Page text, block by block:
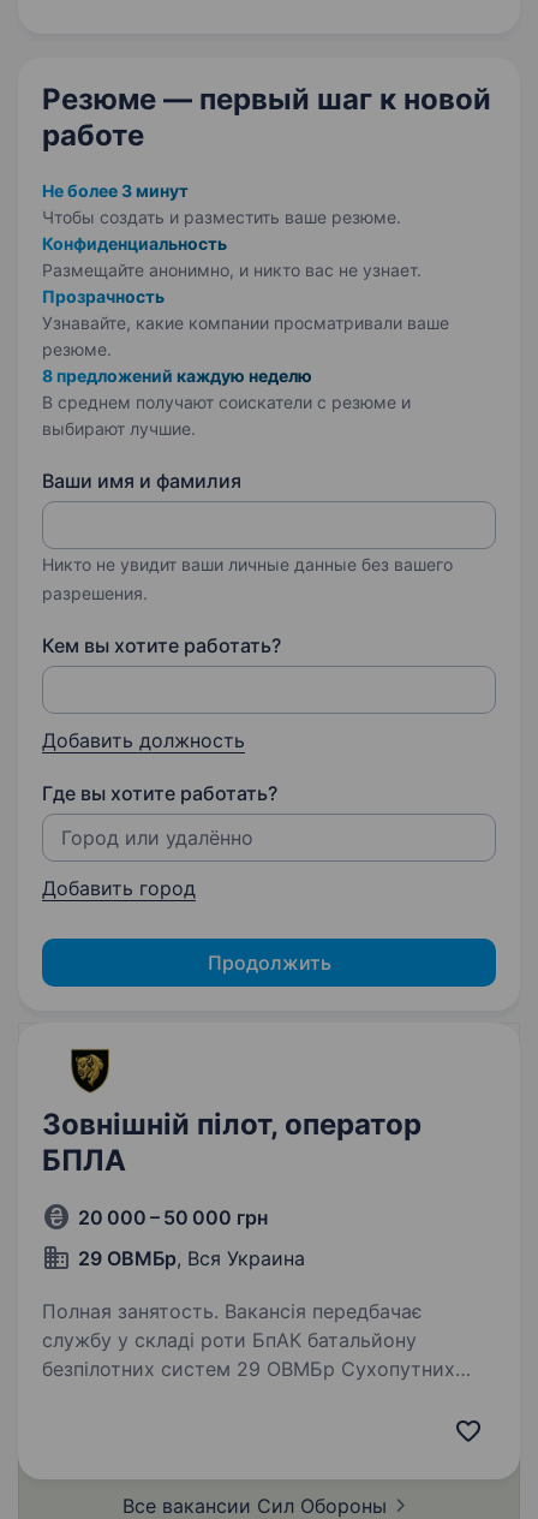
Резюме — первый шаг к новой
работе
Не более 3 минут
Чтобы создать и разместить ваше резюме.
Конфиденциальность
Размещайте анонимно, и никто вас не узнает.
Прозрачность
Узнавайте, какие компании просматривали ваше
резюме.
8 предложений каждую неделю
В среднем получают соискатели с резюме и
выбирают лучшие.
Ваши имя и фамилия
Никто не увидит ваши личные данные без вашего
разрешения.
Кем вы хотите работать?
Добавить должность
Где вы хотите работать?
Добавить город
Продолжить
Зовнішній пілот, оператор
БПЛА
20 000 – 50 000 грн
29 ОВМБр, Вся Украина
Полная занятость. Вакансія передбачає
службу у складі роти БпАК батальйону
безпілотних систем 29 ОВМБр Сухопутних
Все вакансии Сил Обороны